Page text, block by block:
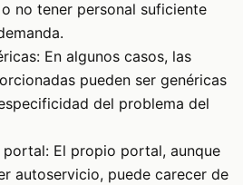
no tener personal suficiente
En algunos casos, las
pueden ser genéricas
del problema del
El propio portal, aunque
autoservicio, puede carecer de